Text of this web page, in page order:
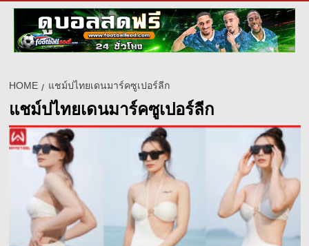
HOME แชม์ปไทยเดนมาร์คซูเปอร์ลีก
แชม์ปไทยเดนมาร์คซูเปอร์ลีก